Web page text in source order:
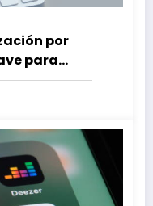
por
para